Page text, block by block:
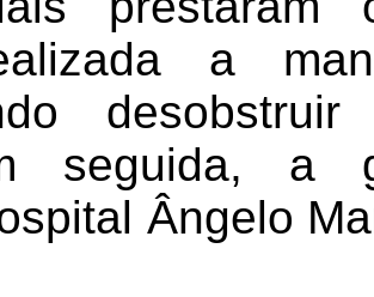
a
seguida, a
Ângelo